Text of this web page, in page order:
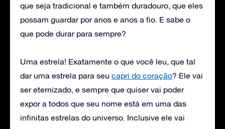
que seja tradicional e também duradouro, que eles
possam guardar por anos e anos a fio. E sabe o
que pode durar para sempre?
Uma estrela! Exatamente o que você leu, que tal
dar uma estrela para seu capri do coração? Ele vai
ser eternizado, e sempre que quiser vai poder
expor a todos que seu nome está em uma das
infinitas estrelas do universo. Inclusive ele vai